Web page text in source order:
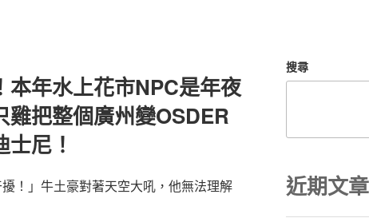
本年水上花市NPC是年夜
雞把整個廣州變OSDER
尼！
！」牛土豪對著天空大吼，他無法理解
搜尋
近期文章